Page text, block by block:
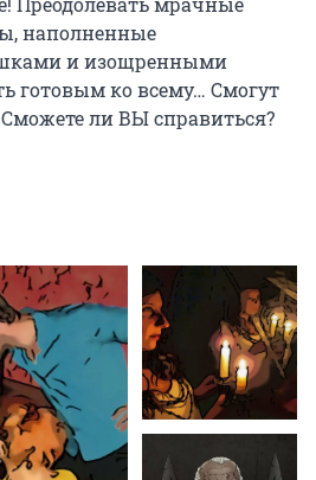
наполненные
и изощренными
готовым ко всему… Смогут
ли ВЫ справиться?